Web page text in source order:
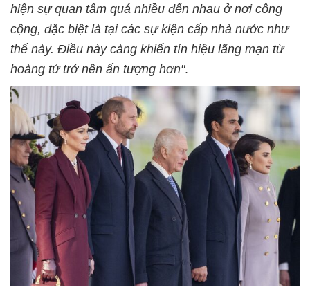
hiện sự quan tâm quá nhiều đến nhau ở nơi công
cộng, đặc biệt là tại các sự kiện cấp nhà nước như
thế này. Điều này càng khiến tín hiệu lãng mạn từ
hoàng tử trở nên ấn tượng hơn".